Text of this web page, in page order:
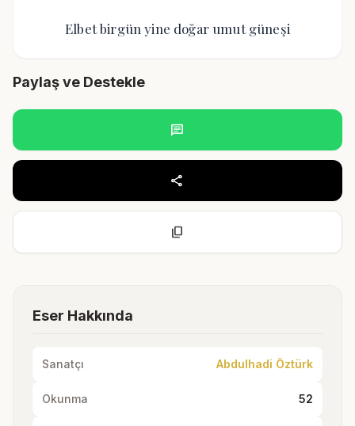
Elbet birgün yine doğar umut güneşi
Paylaş ve Destekle
chat
share
content_copy
Eser Hakkında
Sanatçı Abdulhadi Öztürk
Okunma 52